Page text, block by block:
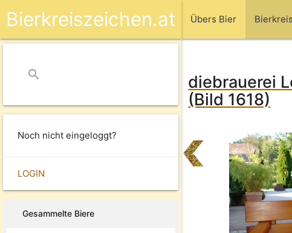
Übers Bier
Bierkreiszeichen.at
search
Noch nicht eingeloggt?
LOGIN
Gesammelte Biere
diebrauerei
(Bild 1618)